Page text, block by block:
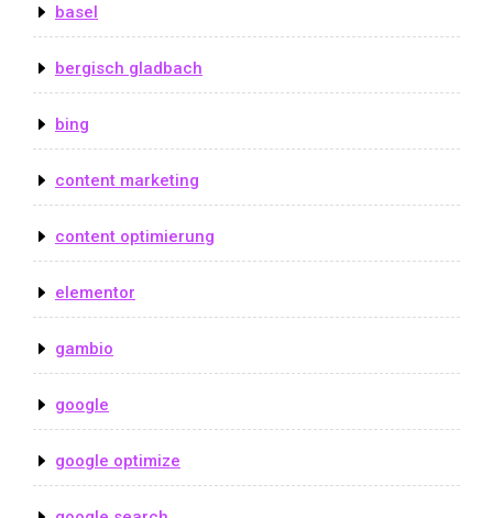
basel
bergisch gladbach
bing
content marketing
content optimierung
elementor
gambio
google
google optimize